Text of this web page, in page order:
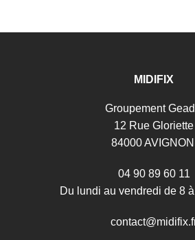
MIDIFIX
Groupement
12 Rue Gloriette
84000
04 90 89 60 11
Du lundi au vendredi de 8
contact@midifix.f